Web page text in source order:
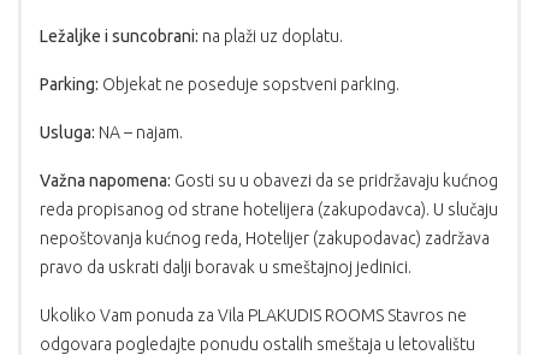
Ležaljke i suncobrani: na plaži uz doplatu.
Parking: Objekat ne poseduje sopstveni parking.
Usluga: NA – najam.
Važna napomena: Gosti su u obavezi da se pridržavaju kućnog
reda propisanog od strane hotelijera (zakupodavca). U slučaju
nepoštovanja kućnog reda, Hotelijer (zakupodavac) zadržava
pravo da uskrati dalji boravak u smeštajnoj jedinici.
Ukoliko Vam ponuda za Vila PLAKUDIS ROOMS Stavros ne
odgovara pogledajte ponudu ostalih smeštaja u letovalištu